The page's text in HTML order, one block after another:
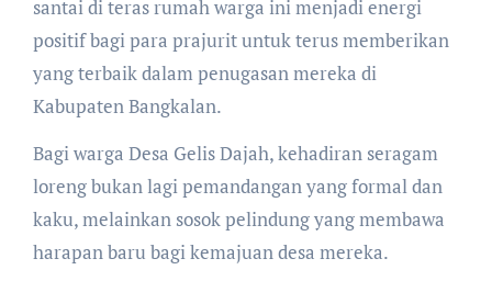
santai di teras rumah warga ini menjadi energi
positif bagi para prajurit untuk terus memberikan
yang terbaik dalam penugasan mereka di
Kabupaten Bangkalan.
​Bagi warga Desa Gelis Dajah, kehadiran seragam
loreng bukan lagi pemandangan yang formal dan
kaku, melainkan sosok pelindung yang membawa
harapan baru bagi kemajuan desa mereka.